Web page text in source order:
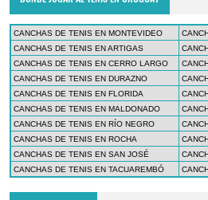
CANCHAS DE TENIS EN MONTEVIDEO
CANCHAS DE TENIS EN ARTIGAS
CANCHAS DE TENIS EN CERRO LARGO
CANCHAS DE TENIS EN DURAZNO
CANCHAS DE TENIS EN FLORIDA
CANCHAS DE TENIS EN MALDONADO
CANCHAS DE TENIS EN RÍO NEGRO
CANCHAS DE TENIS EN ROCHA
CANCHAS DE TENIS EN SAN JOSÉ
CANCHAS DE TENIS EN TACUAREMBÓ